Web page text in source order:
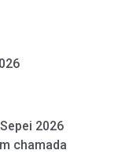
2026
chamada